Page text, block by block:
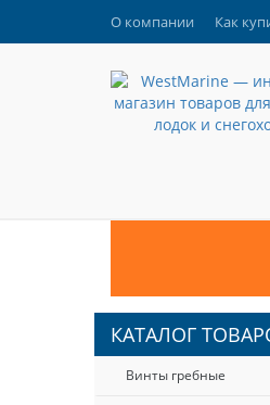
О компании Как
КАТАЛОГ
Винты гребные